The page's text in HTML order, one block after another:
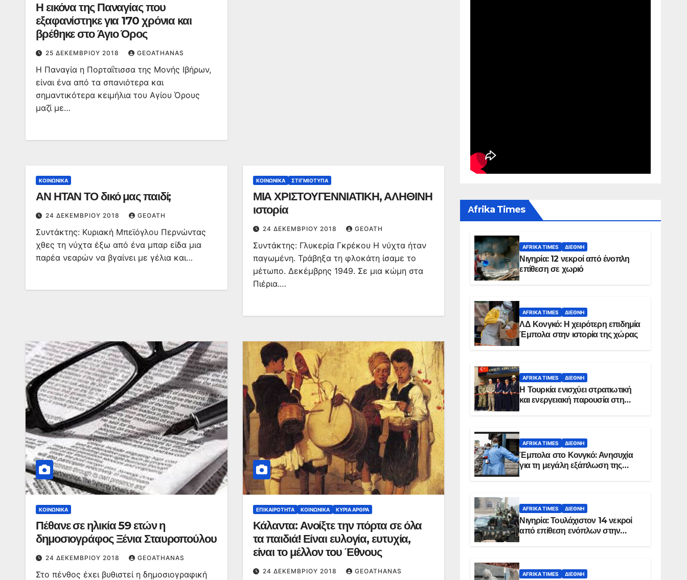
Η εικόνα της Παναγίας που
εξαφανίστηκε για 170 χρόνια και
βρέθηκε στο Άγιο Όρος
25 ΔΕΚΕΜΒΡΊΟΥ 2018 GEOATHANAS
Η Παναγία η Πορταΐτισσα της Μονής Ιβήρων,
είναι ένα από τα σπανιότερα και
σημαντικότερα κειμήλια του Αγίου Όρους
μαζί με…
ΚΟΙΝΩΝΙΚΆ
ΑΝ ΗΤΑΝ ΤΟ δικό μας παιδί;
24 ΔΕΚΕΜΒΡΊΟΥ 2018 GEOATH
Συντάκτης: Κυριακή Μπεϊόγλου Περνώντας
χθες τη νύχτα έξω από ένα μπαρ είδα μια
παρέα νεαρών να βγαίνει με γέλια και…
ΚΟΙΝΩΝΙΚΆ ΣΤΙΓΜΙΌΤΥΠΑ
ΜΙΑ ΧΡΙΣΤΟΥΓΕΝΝΙΑΤΙΚΗ, ΑΛΗΘΙΝΗ
ιστορία
24 ΔΕΚΕΜΒΡΊΟΥ 2018 GEOATH
Συντάκτης: Γλυκερία Γκρέκου Η νύχτα ήταν
παγωμένη. Τράβηξα τη φλοκάτη ίσαμε το
μέτωπο. Δεκέμβρης 1949. Σε μια κώμη στα
Πιέρια.…
ΚΟΙΝΩΝΙΚΆ
Πέθανε σε ηλικία 59 ετών η
δημοσιογράφος Ξένια Σταυροπούλου
24 ΔΕΚΕΜΒΡΊΟΥ 2018 GEOATHANAS
Στο πένθος έxει βυθιστεί η δημοσιογραφική
ΕΠΙΚΑΙΡΌΤΗΤΑ ΚΟΙΝΩΝΙΚΆ ΚΥΡΙΑ ΑΡΘΡΑ
Κάλαντα: Ανοίξτε την πόρτα σε όλα
τα παιδιά! Είναι ευλογία, ευτυχία,
είναι το μέλλον του Έθνους
24 ΔΕΚΕΜΒΡΊΟΥ 2018 GEOATHANAS
Αfrika Times
AFRIKA TIMES ΔΙΕΘΝΉ
Νιγηρία: 12 νεκροί από ένοπλη
επίθεση σε χωριό
AFRIKA TIMES ΔΙΕΘΝΉ
ΛΔ Κονγκό: Η χειρότερη επιδημία
Έμπολα στην ιστορία της χώρας
AFRIKA TIMES ΔΙΕΘΝΉ
Η Τουρκία ενισχύει στρατιωτική
και ενεργειακή παρουσία στη
AFRIKA TIMES ΔΙΕΘΝΉ
Έμπολα στο Κονγκό: Ανησυχία
για τη μεγάλη εξάπλωση της
AFRIKA TIMES ΔΙΕΘΝΉ
Νιγηρία: Τουλάχιστον 14 νεκροί
από επίθεση ενόπλων στην
AFRIKA TIMES ΔΙΕΘΝΉ